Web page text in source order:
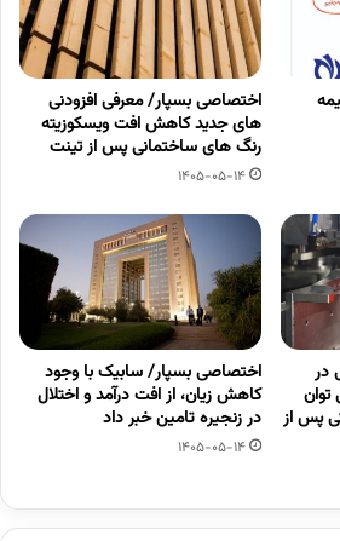
در نیمه
اختصاصی بسپار/ معرفی افزودنی
های جدید کاهش افت ویسکوزیته
رنگ های ساختمانی پس از تینت
1405-05-14
در
توان
پس از
اختصاصی بسپار/ سابیک با وجود
کاهش زیان، از افت درآمد و اختلال
در زنجیره تامین خبر داد
1405-05-14